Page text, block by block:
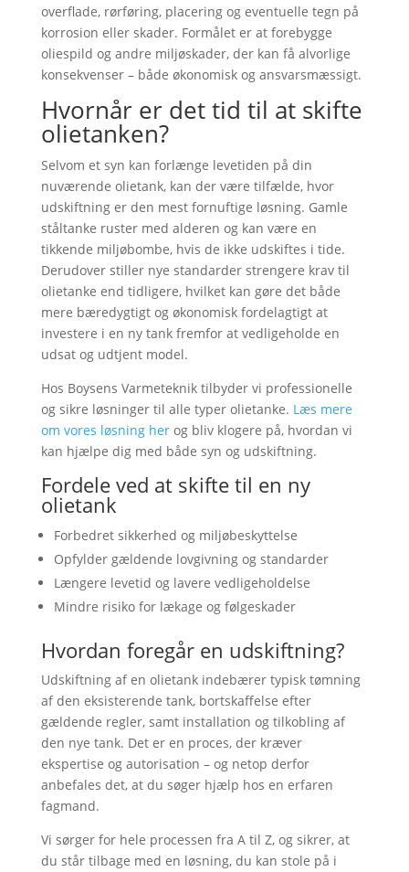
overflade, rørføring, placering og eventuelle tegn på
korrosion eller skader. Formålet er at forebygge
oliespild og andre miljøskader, der kan få alvorlige
konsekvenser – både økonomisk og ansvarsmæssigt.
Hvornår er det tid til at skifte
olietanken?
Selvom et syn kan forlænge levetiden på din
nuværende olietank, kan der være tilfælde, hvor
udskiftning er den mest fornuftige løsning. Gamle
ståltanke ruster med alderen og kan være en
tikkende miljøbombe, hvis de ikke udskiftes i tide.
Derudover stiller nye standarder strengere krav til
olietanke end tidligere, hvilket kan gøre det både
mere bæredygtigt og økonomisk fordelagtigt at
investere i en ny tank fremfor at vedligeholde en
udsat og udtjent model.
Hos Boysens Varmeteknik tilbyder vi professionelle
og sikre løsninger til alle typer olietanke. Læs mere
om vores løsning herog bliv klogere på, hvordan vi
kan hjælpe dig med både syn og udskiftning.
Fordele ved at skifte til en ny
olietank
Forbedret sikkerhed og miljøbeskyttelse
Opfylder gældende lovgivning og standarder
Længere levetid og lavere vedligeholdelse
Mindre risiko for lækage og følgeskader
Hvordan foregår en udskiftning?
Udskiftning af en olietank indebærer typisk tømning
af den eksisterende tank, bortskaffelse efter
gældende regler, samt installation og tilkobling af
den nye tank. Det er en proces, der kræver
ekspertise og autorisation – og netop derfor
anbefales det, at du søger hjælp hos en erfaren
fagmand.
Vi sørger for hele processen fra A til Z, og sikrer, at
du står tilbage med en løsning, du kan stole på i